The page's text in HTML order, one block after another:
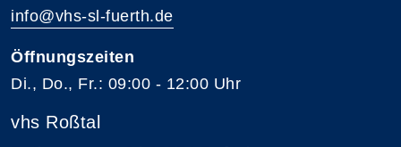
info@vhs-sl-fuerth.de
Öffnungszeiten
Di., Do., Fr.: 09:00 - 12:00 Uhr
vhs Roßtal